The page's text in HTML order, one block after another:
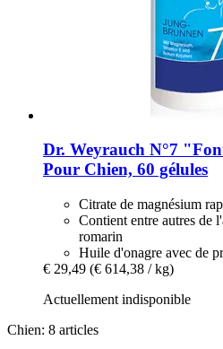
Dr. Weyrauch N°7
Pour Chien, 60 gélules
Citrate de magnésium
Contient entre autres de
romarin
Huile d'onagre avec de
€ 29,49 (€ 614,38 / kg)
Actuellement indisponible
Chien: 8 articles